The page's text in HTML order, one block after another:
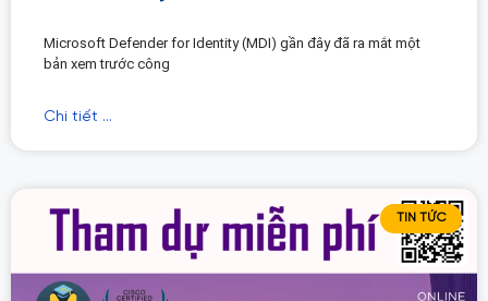
Microsoft Defender for Identity (MDI) gần đây đã ra mắt một
bản xem trước công
Chi tiết ...
TIN TỨC